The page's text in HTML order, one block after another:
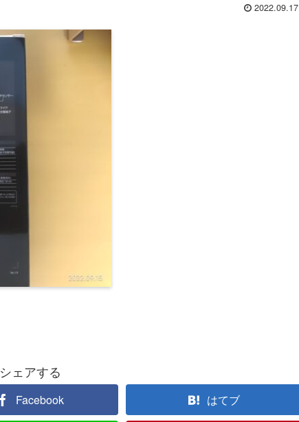
2022.09.17
シェアする
Facebook はてブ